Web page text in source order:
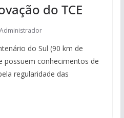
do TCE
Administrador
do Sul (90 km de
possuem conhecimentos de
regularidade das